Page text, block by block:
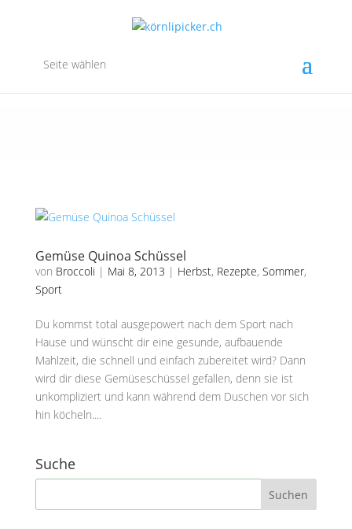
Seite wählen
Gemüse Quinoa Schüssel
von Broccoli | Mai 8, 2013 | Herbst, Rezepte, Sommer,
Sport
Du kommst total ausgepowert nach dem Sport nach
Hause und wünscht dir eine gesunde, aufbauende
Mahlzeit, die schnell und einfach zubereitet wird? Dann
wird dir diese Gemüseschüssel gefallen, denn sie ist
unkompliziert und kann während dem Duschen vor sich
hin köcheln....
Suche